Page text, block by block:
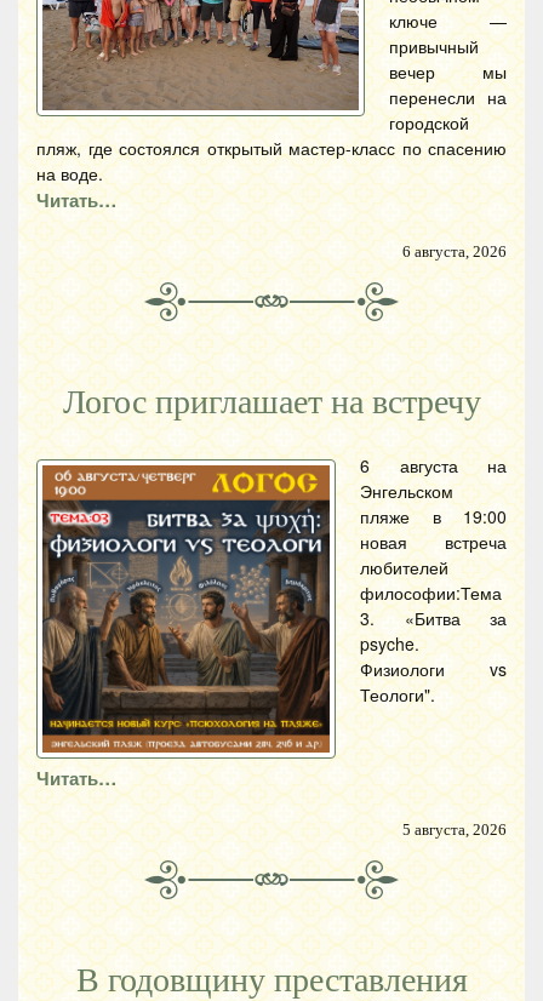
ключе —
привычный
вечер мы
перенесли на
городской
пляж, где состоялся открытый мастер-класс по спасению
на воде.
Читать…
6 августа, 2026
Логос приглашает на встречу
6 августа на
Энгельском
пляже в 19:00
новая встреча
любителей
философии:Тема
3. «Битва за
psyche.
Физиологи vs
Теологи".
Читать…
5 августа, 2026
В годовщину преставления